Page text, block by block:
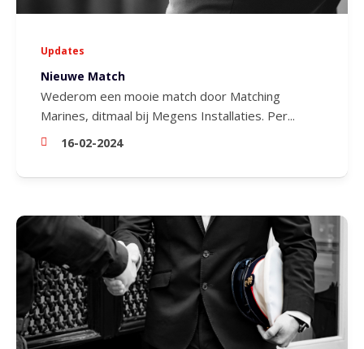
Updates
Nieuwe Match
Wederom een mooie match door Matching
Marines, ditmaal bij Megens Installaties. Per...
16-02-2024